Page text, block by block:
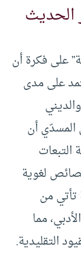
الحديث
على فكرة أن
على مدى
المسدّي أن
التبعات
لغوية
تأتي من
مما
التقليدية.